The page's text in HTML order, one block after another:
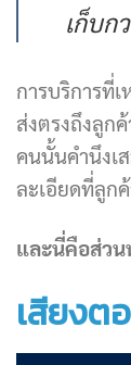
เก็บก
การบริการที่
ส่งตรงถึงลูก
คนนั้นคำนึงเ
ละเอียดที่ลูก
และนี่คือส่วน
เสียงต